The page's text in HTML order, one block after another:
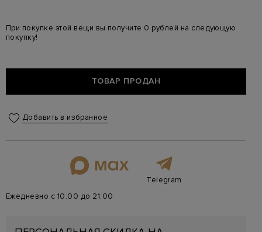
При покупке этой вещи вы получите 0 рублей на следующую
покупку!
ТОВАР ПРОДАН
Добавить в избранное
Telegram
Ежедневно с 10:00 до 21:00